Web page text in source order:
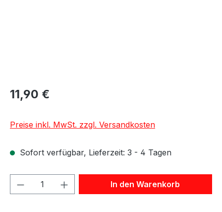
11,90 €
Preise inkl. MwSt. zzgl. Versandkosten
Sofort verfügbar, Lieferzeit: 3 - 4 Tagen
Produkt Anzahl: Gib denIn den Warenkorb